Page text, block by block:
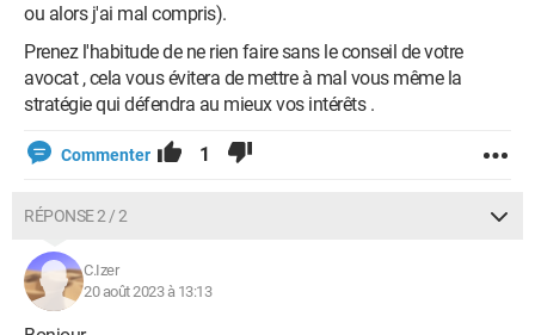
ou alors j'ai mal compris).
Prenez l'habitude de ne rien faire sans le conseil de votre
avocat , cela vous évitera de mettre à mal vous même la
stratégie qui défendra au mieux vos intérêts .
Commenter 1
RÉPONSE 2 / 2
C.Izer
20 août 2023 à 13:13